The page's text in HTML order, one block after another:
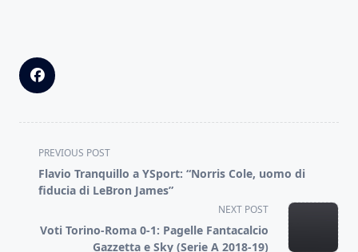
<span
class="nav-
subtitle
reader-
text">Page</span>
PREVIOUS POST
Flavio Tranquillo a YSport: “Norris Cole, uomo di
fiducia di LeBron James”
NEXT POST
Voti Torino-Roma 0-1: Pagelle Fantacalcio
Gazzetta e Sky (Serie A 2018-19)